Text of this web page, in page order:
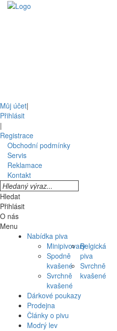
Můj účet|
Přihlásit
|
Registrace
Obchodní podmínky
Servis
Reklamace
Kontakt
Hledat
Přihlásit
O nás
Menu
Nabídka piva
Minipivovary
Spodně
kvašené
Svrchně
kvašené
Belgická
piva
Svrchně
kvašené
Dárkové poukazy
Prodejna
Články o pivu
Modrý lev